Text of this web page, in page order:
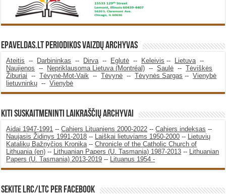
Epaveldas.LT periodikos vaizdų archyvas
Ateitis -- Darbininkas -- Dirva -- Eglutė -- Keleivis -- Lietuva --
Naujienos -- Nepriklausoma Lietuva (Montréal) --Saulė --Tėviškės
Žiburiai --Tėvynė-Mot-Vaik --Tėvynė --Tėvynės Sargas --Vienybė
lietuvninkų --Vienybė
KITI SUSKAITMENINTI LAIKRAŠČIŲ ARCHYVAI
Aidai 1947-1991 --Cahiers Lituaniens 2000-2022 --Cahiers indeksas --
Naujasis Židinys 1991-2018 -- Laiškai lietuviams 1950-2000 -- Lietuvių
Katalikų Bažnyčios Kronika --Chronicle of the Catholic Church of
Lithuania (en) -- Lithuanian Papers (U. Tasmania) 1987-2013 -- Lithuanian
Papers (U. Tasmania) 2013-2019 -- Lituanus 1954 -
SEKITE LRC/LTC PER FACEBOOK